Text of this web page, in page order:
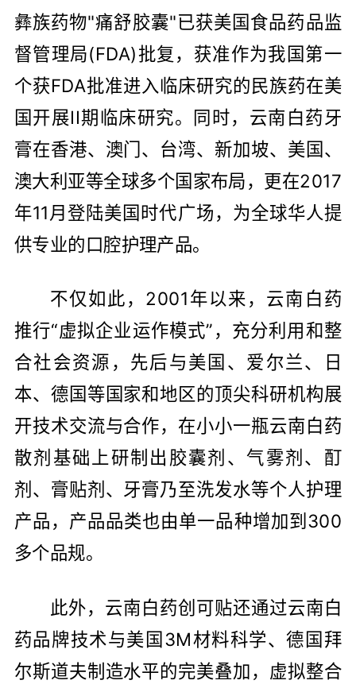
彝族药物"痛舒胶囊"已获美国食品药品监
督管理局(FDA)批复，获准作为我国第一
个获FDA批准进入临床研究的民族药在美
国开展II期临床研究。同时，云南白药牙
膏在香港、澳门、台湾、新加坡、美国、
澳大利亚等全球多个国家布局，更在2017
年11月登陆美国时代广场，为全球华人提
供专业的口腔护理产品。
不仅如此，2001年以来，云南白药
推行“虚拟企业运作模式”，充分利用和整
合社会资源，先后与美国、爱尔兰、日
本、德国等国家和地区的顶尖科研机构展
开技术交流与合作，在小小一瓶云南白药
散剂基础上研制出胶囊剂、气雾剂、酊
剂、膏贴剂、牙膏乃至洗发水等个人护理
产品，产品品类也由单一品种增加到300
多个品规。
此外，云南白药创可贴还通过云南白
药品牌技术与美国3M材料科学、德国拜
尔斯道夫制造水平的完美叠加，虚拟整合